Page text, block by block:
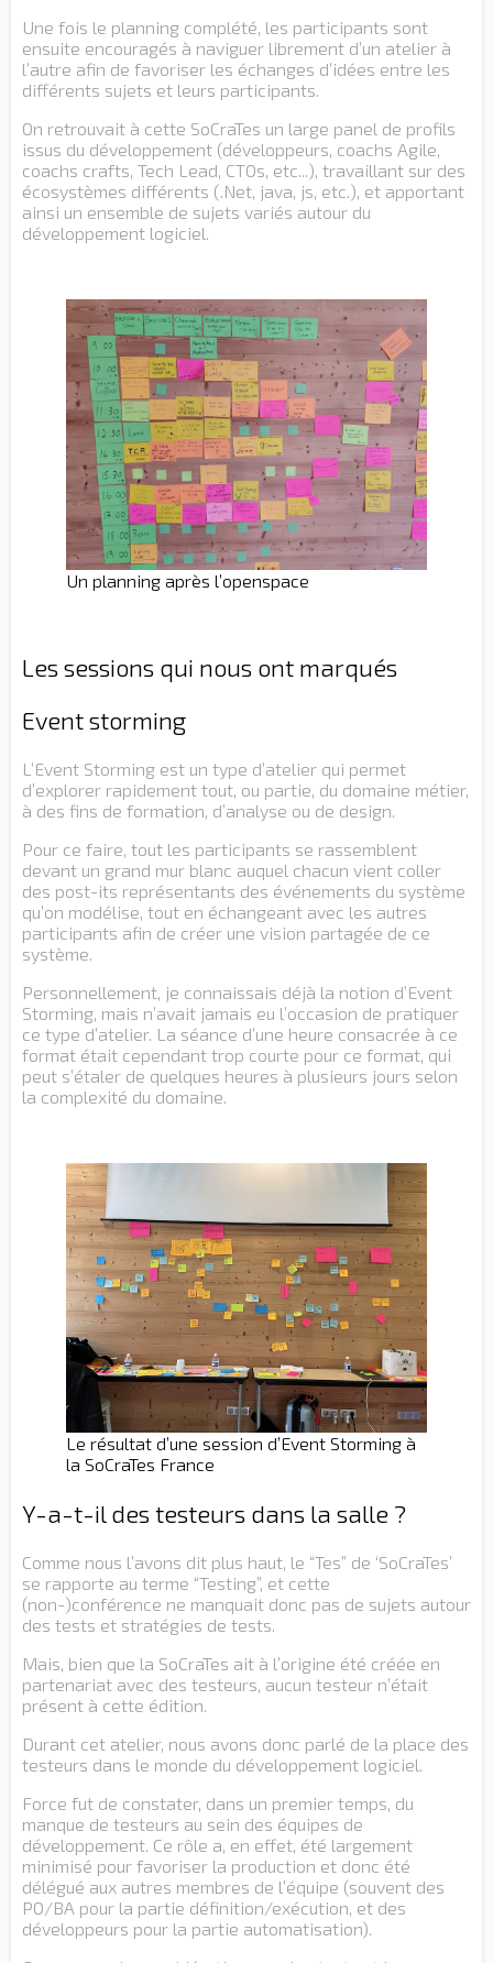
Une fois le planning complété, les participants sont
ensuite encouragés à naviguer librement d’un atelier à
l’autre afin de favoriser les échanges d’idées entre les
différents sujets et leurs participants.
On retrouvait à cette SoCraTes un large panel de profils
issus du développement (développeurs, coachs Agile,
coachs crafts, Tech Lead, CTOs, etc...), travaillant sur des
écosystèmes différents (.Net, java, js, etc.), et apportant
ainsi un ensemble de sujets variés autour du
développement logiciel.
Un planning après l’openspace
Les sessions qui nous ont marqués
Event storming
L’Event Storming est un type d’atelier qui permet
d’explorer rapidement tout, ou partie, du domaine métier,
à des fins de formation, d’analyse ou de design.
Pour ce faire, tout les participants se rassemblent
devant un grand mur blanc auquel chacun vient coller
des post-its représentants des événements du système
qu’on modélise, tout en échangeant avec les autres
participants afin de créer une vision partagée de ce
système.
Personnellement, je connaissais déjà la notion d’Event
Storming, mais n’avait jamais eu l’occasion de pratiquer
ce type d’atelier. La séance d’une heure consacrée à ce
format était cependant trop courte pour ce format, qui
peut s’étaler de quelques heures à plusieurs jours selon
la complexité du domaine.
Le résultat d’une session d’Event Storming à
la SoCraTes France
Y-a-t-il des testeurs dans la salle ?
Comme nous l’avons dit plus haut, le “Tes” de ‘SoCraTes’
se rapporte au terme “Testing”, et cette
(non-)conférence ne manquait donc pas de sujets autour
des tests et stratégies de tests.
Mais, bien que la SoCraTes ait à l’origine été créée en
partenariat avec des testeurs, aucun testeur n’était
présent à cette édition.
Durant cet atelier, nous avons donc parlé de la place des
testeurs dans le monde du développement logiciel.
Force fut de constater, dans un premier temps, du
manque de testeurs au sein des équipes de
développement. Ce rôle a, en effet, été largement
minimisé pour favoriser la production et donc été
délégué aux autres membres de l’équipe (souvent des
PO/BA pour la partie définition/exécution, et des
développeurs pour la partie automatisation).